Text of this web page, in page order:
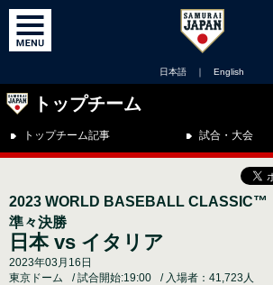
日本語 ｜ English
トップチーム
トップチーム記事 試合・大会
2023 WORLD BASEBALL CLASSIC™
準々決勝
日本 vs イタリア
2023年03月16日
東京ドーム
試合開始:19:00 入場者：41,723人